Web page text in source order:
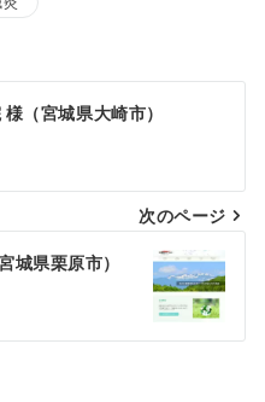
（宮城県大崎市）
次のページ
城県栗原市）